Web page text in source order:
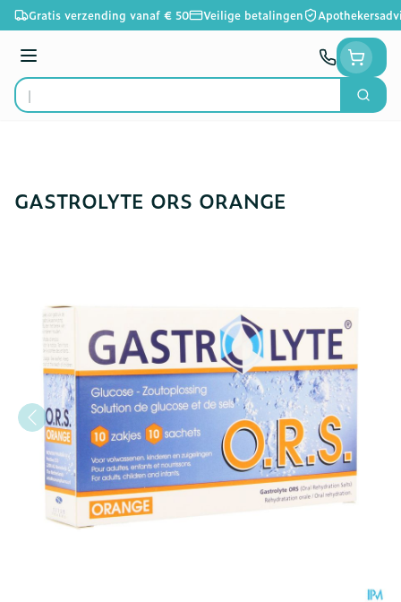
Ga naar de inhoud
Gratis verzending vanaf € 50 Veilige betalingen
Menu
Product, merk, categorie...
Zoek
GASTROLYTE ORS ORANGE